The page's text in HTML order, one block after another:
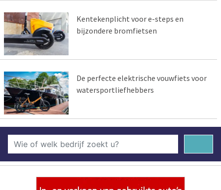
Kentekenplicht voor e-steps en
bijzondere bromfietsen
De perfecte elektrische vouwfiets voor
watersportliefhebbers